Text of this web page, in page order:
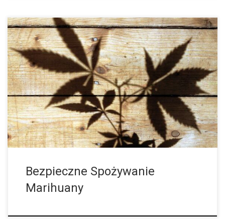
Na co należy zwrócić uwagę, aby zmniejszyć ryzyko związane z
używaniem konopi indyjskich? Międzynarodowy zespół
badawczy opracował zalecenia dotyczące mniej szkodliwego
obchodzenia się z konopiami indyjskimi. Nie ma bezpiecznej
konsumpcji. […]
Bezpieczne Spożywanie
Marihuany